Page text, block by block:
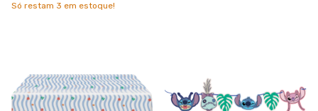
Só restam 3 em estoque!